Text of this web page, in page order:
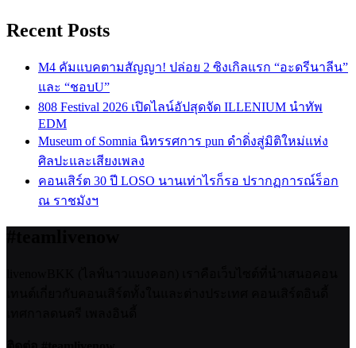
Recent Posts
M4 คัมแบคตามสัญญา! ปล่อย 2 ซิงเกิลแรก “อะดรีนาลีน”
และ “ชอบU”
808 Festival 2026 เปิดไลน์อัปสุดจัด ILLENIUM นำทัพ
EDM
Museum of Somnia นิทรรศการ pun ดำดิ่งสู่มิติใหม่แห่ง
ศิลปะและเสียงเพลง
คอนเสิร์ต 30 ปี LOSO นานเท่าไรก็รอ ปรากฏการณ์ร็อก
ณ ราชมังฯ